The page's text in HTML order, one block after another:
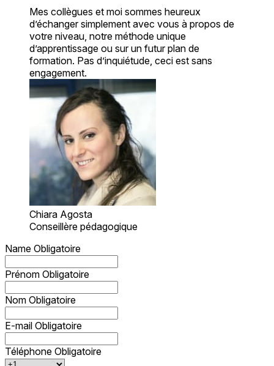
Mes collègues et moi sommes heureux
d’échanger simplement avec vous à propos de
votre niveau, notre méthode unique
d’apprentissage ou sur un futur plan de
formation. Pas d’inquiétude, ceci est sans
engagement.
Chiara Agosta
Conseillère pédagogique
Name Obligatoire
Prénom Obligatoire
Nom Obligatoire
E-mail Obligatoire
Téléphone Obligatoire